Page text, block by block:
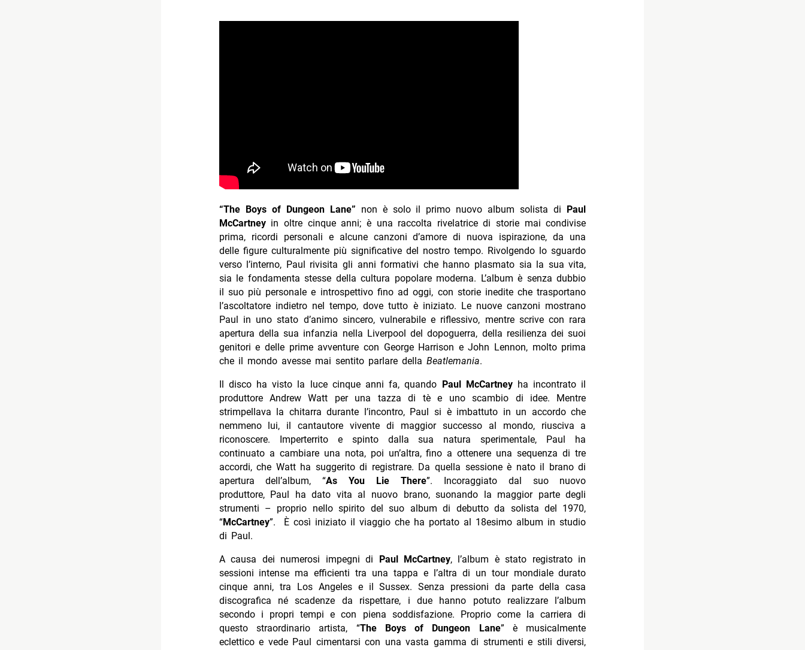
“The Boys of Dungeon Lane” non è solo il primo nuovo album solista di
Paul
McCartneyin oltre cinque anni; è una raccolta rivelatrice di storie mai condivise
prima, ricordi personali e alcune canzoni d’amore di nuova ispirazione, da una
delle figure culturalmente più significative del nostro tempo. Rivolgendo lo sguardo
verso l’interno, Paul rivisita gli anni formativi che hanno plasmato sia la sua vita,
sia le fondamenta stesse della cultura popolare moderna. L’album è senza dubbio
il suo più personale e introspettivo fino ad oggi, con storie inedite che trasportano
l’ascoltatore indietro nel tempo, dove tutto è iniziato. Le nuove canzoni mostrano
Paul in uno stato d’animo sincero, vulnerabile e riflessivo, mentre scrive con rara
apertura della sua infanzia nella Liverpool del dopoguerra, della resilienza dei suoi
genitori e delle prime avventure con George Harrison e John Lennon, molto prima
che il mondo avesse mai sentito parlare della Beatlemania.
Il disco ha visto la luce cinque anni fa, quando Paul McCartneyha incontrato il
produttore Andrew Watt per una tazza di tè e uno scambio di idee. Mentre
strimpellava la chitarra durante l’incontro, Paul si è imbattuto in un accordo che
nemmeno lui, il cantautore vivente di maggior successo al mondo, riusciva a
riconoscere. Imperterrito e spinto dalla sua natura sperimentale, Paul ha
continuato a cambiare una nota, poi un’altra, fino a ottenere una sequenza di tre
accordi, che Watt ha suggerito di registrare. Da quella sessione è nato il brano di
apertura dell’album, “As You Lie There”. Incoraggiato dal suo nuovo
produttore, Paul ha dato vita al nuovo brano, suonando la maggior parte degli
strumenti – proprio nello spirito del suo album di debutto da solista del 1970,
“McCartney”. È così iniziato il viaggio che ha portato al 18esimo album in studio
di Paul.
A causa dei numerosi impegni di Paul McCartney, l’album è stato registrato in
sessioni intense ma efficienti tra una tappa e l’altra di un tour mondiale durato
cinque anni, tra Los Angeles e il Sussex. Senza pressioni da parte della casa
discografica né scadenze da rispettare, i due hanno potuto realizzare l’album
secondo i propri tempi e con piena soddisfazione. Proprio come la carriera di
questo straordinario artista, “The Boys of Dungeon Lane” è musicalmente
eclettico e vede Paul cimentarsi con una vasta gamma di strumenti e stili diversi,